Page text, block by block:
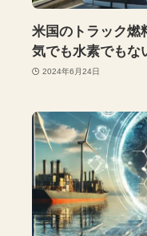
米国のトラック燃
気でも水素でもな
2024年6月24日